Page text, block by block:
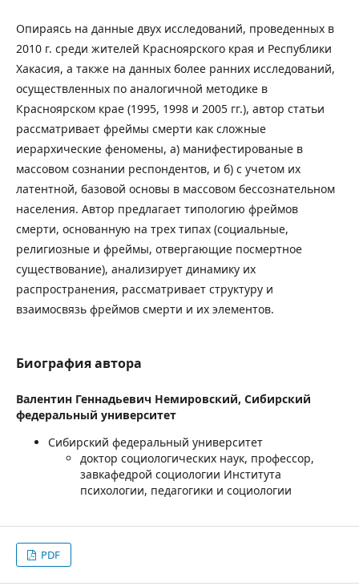
Опираясь на данные двух исследований, проведенных в
2010 г. среди жителей Красноярского края и Республики
Хакасия, а также на данных более ранних исследований,
осуществленных по аналогичной методике в
Красноярском крае (1995, 1998 и 2005 гг.), автор статьи
рассматривает фреймы смерти как сложные
иерархические феномены, а) манифестированые в
массовом сознании респондентов, и б) с учетом их
латентной, базовой основы в массовом бессознательном
населения. Автор предлагает типологию фреймов
смерти, основанную на трех типах (социальные,
религиозные и фреймы, отвергающие посмертное
существование), анализирует динамику их
распространения, рассматривает структуру и
взаимосвязь фреймов смерти и их элементов.
Биография автора
Валентин Геннадьевич Немировский, Сибирский
федеральный университет
Сибирский федеральный университет
доктор социологических наук, профессор,
завкафедрой социологии Института
психологии, педагогики и социологии
PDF